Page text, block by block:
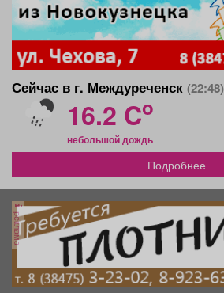
Сейчас в г. Междуреченск (22:48)
16.2 Co
небольшой дождь
Подробнее
реклама